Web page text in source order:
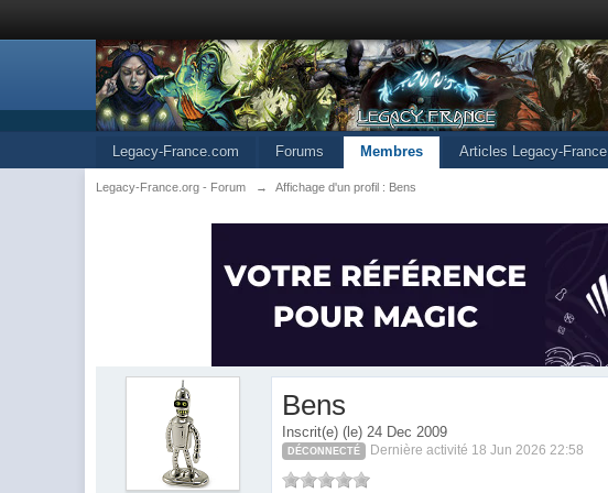
Legacy-France.com Forums Membres Articles Legacy-France
Legacy-France.org - Forum → Affichage d'un profil : Bens
Bens
Inscrit(e) (le) 24 Dec 2009
DÉCONNECTÉ Dernière activité 18 Jun 2026 22:58